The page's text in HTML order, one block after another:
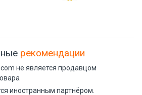
рекомендации
не является продавцом
иностранным партнёром.